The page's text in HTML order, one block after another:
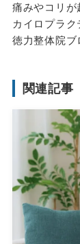
痛みやコリ
カイロプラ
徳力整体院ブ
関連記事